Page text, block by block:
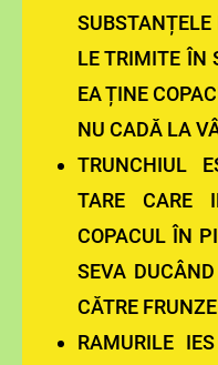
LE TRIMITE ÎN
EA ȚINE
NU CADĂ LA
TRUNCHIUL
TARE CARE
COPACUL ÎN
SEVA
CĂTRE
RAMURILE